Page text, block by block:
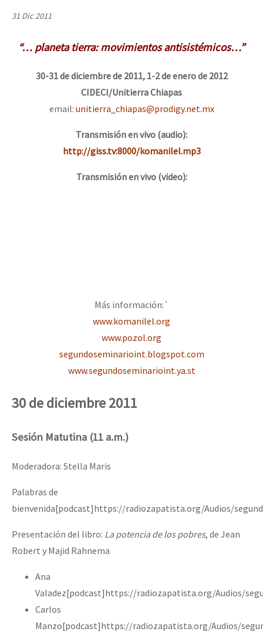
La Sexta
AutonomÍa y Resistencia
Semillero Guerra contra la Humanidad. (Las poblaciones y
la naturaleza bajo asedio)
Medios Libres
Dia 1: Encontro “Guerra contra a Humanidade”
[CDMX – 20 julio] Jornadas globales por la libertad de Jesús
“Sonhando a Terra do Bem Virá” se publica no Estado Espanhol
31 Dic 2011
“… planeta tierra: movimientos antisistémicos…”
30-31 de diciembre de 2011, 1-2 de enero de 2012
CIDECI/Unitierra Chiapas
email: unitierra_chiapas@prodigy.net.mx
Transmisión en vivo (audio):
http://giss.tv:8000/komanilel.mp3
Transmisión en vivo (video):
Más información:`
www.komanilel.org
www.pozol.org
segundoseminarioint.blogspot.com
www.segundoseminarioint.ya.st
30 de diciembre 2011
Sesión Matutina (11 a.m.)
Moderadora: Stella Maris
Palabras de
bienvenida[podcast]https://radiozapatista.org/Audios/
Presentación del libro: La potencia de los pobres, de Jean
Robert y Majid Rahnema
Ana
Valadez[podcast]https://radiozapatista.org/Audios/
Carlos
Manzo[podcast]https://radiozapatista.org/Audios/